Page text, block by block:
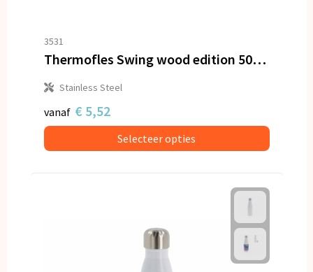
3531
Thermofles Swing wood edition 500ml
Stainless Steel
vanaf € 5,52
Selecteer opties